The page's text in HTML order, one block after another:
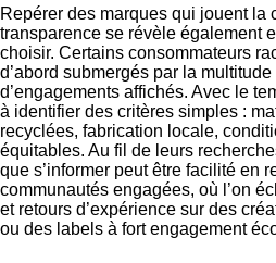
Repérer des marques qui jouent la
transparence se révèle également
choisir. Certains consommateurs
d’abord submergés par la
d’engagements affichés. Avec le
à identifier des critères simples :
recyclées, fabrication locale,
équitables. Au fil de leurs
que s’informer peut être facilité en
communautés engagées, où l’on
et retours d’expérience sur des
ou des labels à fort engagement